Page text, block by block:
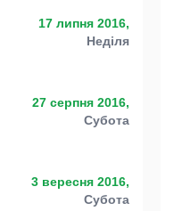
17 липня 2016,
Неділя
27 серпня 2016,
Субота
3 вересня 2016,
Субота